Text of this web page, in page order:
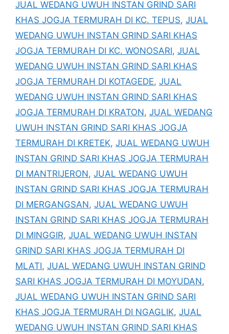
JUAL WEDANG UWUH INSTAN GRIND SARI
KHAS JOGJA TERMURAH DI KC. TEPUS, JUAL
WEDANG UWUH INSTAN GRIND SARI KHAS
JOGJA TERMURAH DI KC. WONOSARI, JUAL
WEDANG UWUH INSTAN GRIND SARI KHAS
JOGJA TERMURAH DI KOTAGEDE, JUAL
WEDANG UWUH INSTAN GRIND SARI KHAS
JOGJA TERMURAH DI KRATON, JUAL WEDANG
UWUH INSTAN GRIND SARI KHAS JOGJA
TERMURAH DI KRETEK, JUAL WEDANG UWUH
INSTAN GRIND SARI KHAS JOGJA TERMURAH
DI MANTRIJERON, JUAL WEDANG UWUH
INSTAN GRIND SARI KHAS JOGJA TERMURAH
DI MERGANGSAN, JUAL WEDANG UWUH
INSTAN GRIND SARI KHAS JOGJA TERMURAH
DI MINGGIR, JUAL WEDANG UWUH INSTAN
GRIND SARI KHAS JOGJA TERMURAH DI
MLATI, JUAL WEDANG UWUH INSTAN GRIND
SARI KHAS JOGJA TERMURAH DI MOYUDAN,
JUAL WEDANG UWUH INSTAN GRIND SARI
KHAS JOGJA TERMURAH DI NGAGLIK, JUAL
WEDANG UWUH INSTAN GRIND SARI KHAS